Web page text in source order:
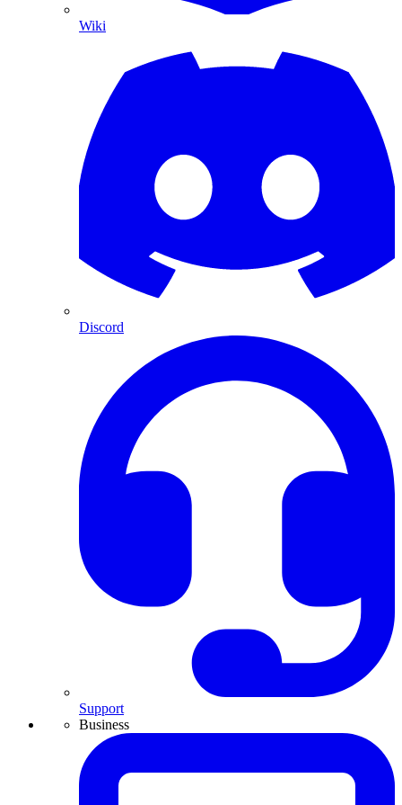
Wiki
Discord
Support
Business